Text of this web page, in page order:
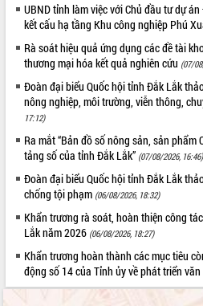
Lễ truy tặng danh hiệu “Bà Mẹ Việt
Nam Anh hùng” và trao Huân chương
Lao động
UBND tỉnh Đắk Lắk triển khai nhiệm
vụ 6 tháng cuối năm 2026
Kỳ họp thứ Hai, Hội đồng nhân dân
tỉnh khóa XI quyết nghị nhiều nội dung
quan trọng
Bí thư Tỉnh ủy Lương Nguyễn Minh
cách mạng
Rà soát, hoàn thiện hệ thống thiết chế
văn hóa, thể thao đáp ứng yêu cầu
phát triển mới
Thường trực HĐND tỉnh Đắk Lắk gặp
mặt Đoàn chuyên gia y tế TP. Hồ Chí
Minh
ALBUM ẢNH
LIÊN KẾT WEB
THỐNG KÊ TRUY CẬP
Hôm nay: 13507
UBND tỉnh làm việc với Chủ đầu tư dự
kết cấu hạ tầng Khu công nghiệp Phú
Rà soát hiệu quả ứng dụng các đề tài
thương mại hóa kết quả nghiên cứu (07/
Đoàn đại biểu Quốc hội tỉnh Đắk Lắk
nông nghiệp, môi trường, viễn thông,
17:12)
Ra mắt “Bản đồ số nông sản, sản phẩm
tảng số của tỉnh Đắk Lắk” (07/08/2026, 16:46)
Đoàn đại biểu Quốc hội tỉnh Đắk Lắk
chống tội phạm (06/08/2026, 18:32)
Khẩn trương rà soát, hoàn thiện công
Lắk năm 2026 (06/08/2026, 18:27)
Khẩn trương hoàn thành các mục tiêu
động số 14 của Tỉnh ủy về phát triển văn